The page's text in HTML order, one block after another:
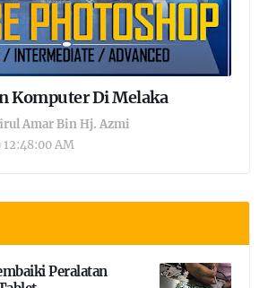
Komputer Di Melaka
Amar Bin Hj. Azmi
AM
Peralatan